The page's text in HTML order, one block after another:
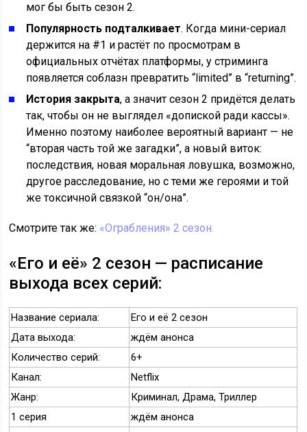
мог бы быть сезон 2.
Популярность подталкивает. Когда мини-сериал
держится на #1 и растёт по просмотрам в
официальных отчётах платформы, у стриминга
появляется соблазн превратить “limited” в “returning”.
История закрыта, а значит сезон 2 придётся делать
так, чтобы он не выглядел «допиской ради кассы».
Именно поэтому наиболее вероятный вариант — не
“вторая часть той же загадки”, а новый виток:
последствия, новая моральная ловушка, возможно,
другое расследование, но с теми же героями и той
же токсичной связкой “он/она”.
Смотрите так же: «Ограбления» 2 сезон.
«Его и её» 2 сезон — расписание
выхода всех серий:
Название сериала:
Его и её 2 сезон
Дата выхода:
ждём анонса
Количество серий:
6+
Канал:
Netflix
Жанр:
Криминал, Драма, Триллер
1 серия
ждём анонса